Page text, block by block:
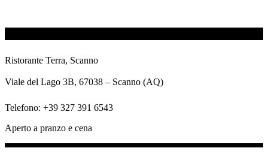
Ristorante Terra, Scanno
Viale del Lago 3B, 67038 – Scanno (AQ)
Telefono: +39 327 391 6543
Aperto a pranzo e cena